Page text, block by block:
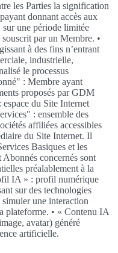
les Parties la signification
donnant accès aux
sur une période limitée
par un Membre. •
à des fins n’entrant
industrielle,
le processus
: Membre ayant
proposés par GDM
du Site Internet
: ensemble des
affiliées accessibles
du Site Internet. Il
Basiques et les
concernés sont
préalablement à la
IA » : profil numérique
sur des technologies
une interaction
plateforme. • « Contenu IA
avatar) généré
artificielle.